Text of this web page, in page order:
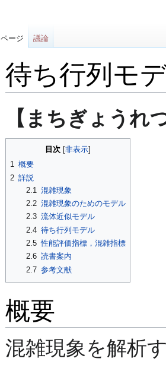
待ち行列モ
シ
ョ
動
【まちぎょう
目次
1 概要
2 詳説
2.1
混雑現象
2.2 混雑現象のためのモデル
2.3 流体近似モデル
2.4 待ち行列モデル
2.5 性能評価指標，混雑指標
2.6 読書案内
2.7 参考文献
概要
混雑現象を解析
ページ 議論